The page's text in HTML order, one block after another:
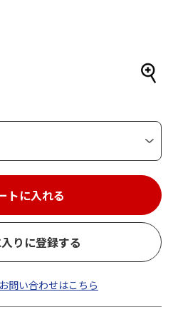
トに入れる
りに登録する
問い合わせはこちら